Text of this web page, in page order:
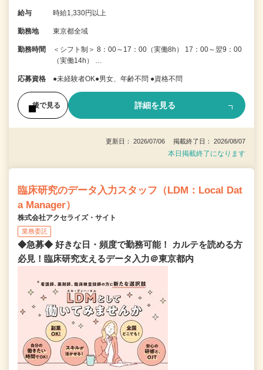
給与 時給1,330円以上
勤務地 東京都全域
勤務時間
＜シフト制＞ 8：00～17：00（実働8h） 17：00～翌9：00
（実働14h） …
応募資格 ●未経験者OK●男女、年齢不問 ●資格不問
後で見る 詳細を見る
更新日： 2026/07/06 掲載終了日： 2026/08/07
本日掲載終了になります
臨床研究のデータ入力スタッフ（LDM：Local Dat
a Manager）
株式会社アクセライズ・サイト
業務委託
◆急募◆ 好きな日・頻度で勤務可能！ カルテを読める方
必見！臨床研究支えるデータ入力＠東京都内